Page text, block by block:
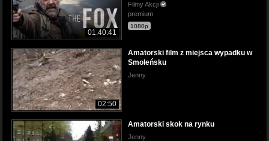
01:40:41
Filmy Akcji
premium
1080p
02:50
Amatorski film z miejsca wypadku w
Smoleńsku
Jenny
Amatorski skok na rynku
Jenny